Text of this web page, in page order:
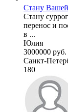
Стану
Стану
перенос и
в ...
Юлия
3000000 руб.
Санкт-
180